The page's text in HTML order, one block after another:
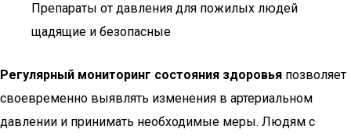
Препараты от давления для пожилых людей
щадящие и безопасные
Регулярный мониторинг состояния здоровья позволяет
своевременно выявлять изменения в артериальном
давлении и принимать необходимые меры. Людям с